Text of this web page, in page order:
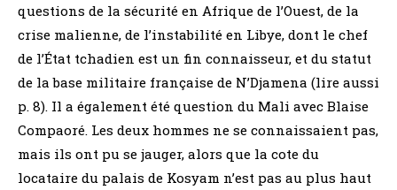
questions de la sécurité en Afrique de l’Ouest, de la
crise malienne, de l’instabilité en Libye, dont le chef
de l’État tchadien est un fin connaisseur, et du statut
de la base militaire française de N’Djamena (lire aussi
p. 8). Il a également été question du Mali avec Blaise
Compaoré. Les deux hommes ne se connaissaient pas,
mais ils ont pu se jauger, alors que la cote du
locataire du palais de Kosyam n’est pas au plus haut